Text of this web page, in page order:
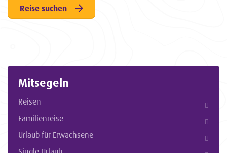
Reise suchen
Mitsegeln
Reisen
Familienreise
Urlaub für Erwachsene